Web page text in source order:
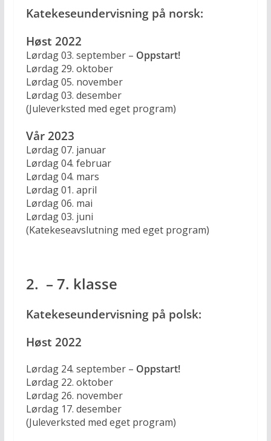
Katekeseundervisning på norsk:
Høst 2022
Lørdag 03. september – Oppstart!
Lørdag 29. oktober
Lørdag 05. november
Lørdag 03. desember
(Juleverksted med eget program)
Vår 2023
Lørdag 07. januar
Lørdag 04. februar
Lørdag 04. mars
Lørdag 01. april
Lørdag 06. mai
Lørdag 03. juni
(Katekeseavslutning med eget program)
2. – 7. klasse
Katekeseundervisning på polsk:
Høst 2022
Lørdag 24. september – Oppstart!
Lørdag 22. oktober
Lørdag 26. november
Lørdag 17. desember
(Juleverksted med eget program)